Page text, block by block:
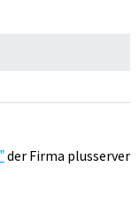
der Firma plusserver